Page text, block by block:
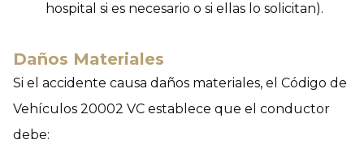
hospital si es necesario o si ellas lo solicitan).
Daños Materiales
Si el accidente causa daños materiales, el Código de
Vehículos 20002 VC establece que el conductor
debe: